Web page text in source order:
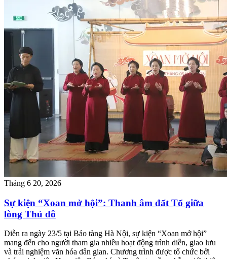
Tháng 6 20, 2026
Sự kiện “Xoan mở hội”: Thanh âm đất Tổ giữa
lòng Thủ đô
Diễn ra ngày 23/5 tại Bảo tàng Hà Nội, sự kiện “Xoan mở hội”
mang đến cho người tham gia nhiều hoạt động trình diễn, giao lưu
và trải nghiệm văn hóa dân gian. Chương trình được tổ chức bởi